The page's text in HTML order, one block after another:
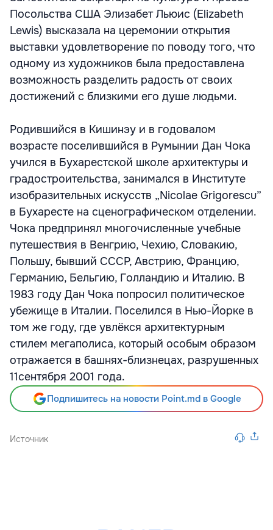
Посольства США Элизабет Льюис (Elizabeth
Lewis) высказала на церемонии открытия
выставки удовлетворение по поводу того, что
одному из художников была предоставлена
возможность разделить радость от своих
достижений с близкими его душе людьми.
Родившийся в Кишинэу и в годовалом
возрасте поселившийся в Румынии Дан Чока
учился в Бухарестской школе архитектуры и
градостроительства, занимался в Институте
изобразительных искусств „Nicolae Grigorescu”
в Бухаресте на сценографическом отделении.
Чока предпринял многочисленные учебные
путешествия в Венгрию, Чехию, Словакию,
Польшу, бывший СССР, Австрию, Францию,
Германию, Бельгию, Голландию и Италию. В
1983 году Дан Чока попросил политическое
убежище в Италии. Поселился в Нью-Йорке в
том же году, где увлёкся архитектурным
стилем мегаполиса, который особым образом
отражается в башнях-близнецах, разрушенных
11сентября 2001 года.
Подпишитесь на новости Point.md в Google
Источник